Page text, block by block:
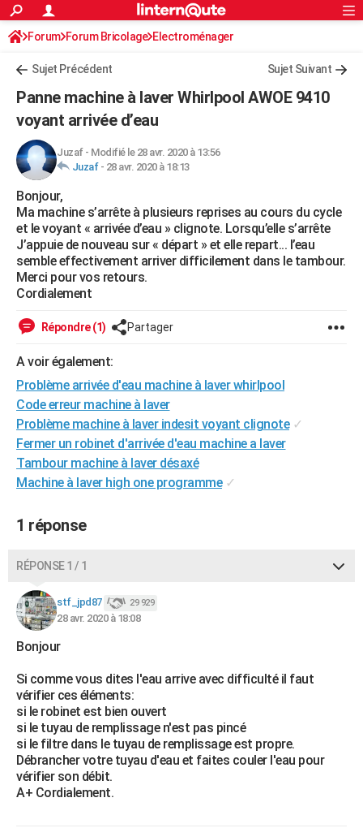
ACTUALITÉS
Politique
Société
Faits Divers
Education
Monde
Villes
+
Programme TV
Streaming
Sorties cinéma
FINANCE
Retraite
Impôts
Epargne
Immobilier
Risques naturels par ville
Banque
Assurance
Crédit
AUTO
Essais
Réserver un essai
Citadines
Berlines
SUV
Forum auto
HIGH-TECH
Mobiles
Meilleur smartphone
Internet
Ordinateurs
Jeux vidéo
Guide high-tech
BRICOLAGE
Forum
Aménagement intérieur
Extérieur
Cuisine
Salle de bains
Jardinage
Rangement
WEEK-END
Guides de France
Escapades
Patrimoine
Expositions
Musées
Week-end nature
+LIFESTYLE
SANTE
Destinations
City break
Voyage nature
Voyage de noces
Forum
Climat
+PHOTO
GUIDES D'ACHAT
BONS PLANS
CARTE DE VOEUX
S'inscrire
Se connecter
Lycées
Collèges
Primaires
Universités
Entreprises
Service militaire
Avis de recherche
AVIS DE DÉCÈS
FORUM
Bricolage
Lifestyle
Culture
Sport
Auto
Television
Voyage
Cinema
S'inscrire
Connexion
Forum Forum Bricolage Electroménager
Sujet Précédent Sujet Suivant
Panne machine à laver Whirlpool AWOE 9410
voyant arrivée d’eau
Juzaf- Modifié le 28 avr. 2020 à 13:56
Juzaf- 28 avr. 2020 à 18:13
Bonjour,
Ma machine s’arrête à plusieurs reprises au cours du cycle
et le voyant « arrivée d’eau » clignote. Lorsqu’elle s’arrête
J’appuie de nouveau sur « départ » et elle repart... l’eau
semble effectivement arriver difficilement dans le tambour.
Merci pour vos retours.
Cordialement
Répondre (1) Partager
A voir également:
Problème arrivée d'eau machine à laver whirlpool
Code erreur machine à laver
Problème machine à laver indesit voyant clignote ✓
Fermer un robinet d'arrivée d'eau machine a laver
Tambour machine à laver désaxé
Machine à laver high one programme ✓
1 réponse
RÉPONSE 1 / 1
stf_jpd87 29 929
28 avr. 2020 à 18:08
Bonjour
Si comme vous dites l'eau arrive avec difficulté il faut
vérifier ces éléments:
si le robinet est bien ouvert
si le tuyau de remplissage n'est pas pincé
si le filtre dans le tuyau de remplissage est propre.
Débrancher votre tuyau d'eau et faites couler l'eau pour
vérifier son débit.
A+ Cordialement.